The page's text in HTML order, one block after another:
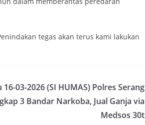
tegas akan terus kami lakukan
16-03-2026 (SI HUMAS) Polres Serang
3 Bandar Narkoba, Jual Ganja via
Medsos 30t